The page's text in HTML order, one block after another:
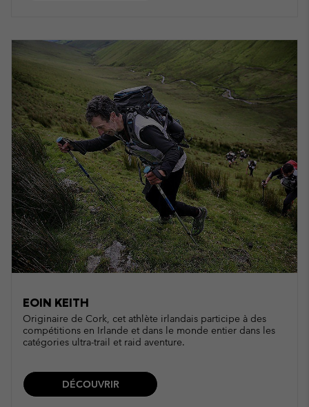
EOIN KEITH
Originaire de Cork, cet athlète irlandais participe à des
compétitions en Irlande et dans le monde entier dans les
catégories ultra-trail et raid aventure.
DÉCOUVRIR